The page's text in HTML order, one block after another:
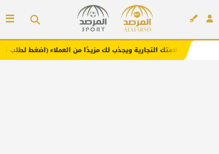
التجارية ويجذب لك مزيدًا من العملاء (اضغط لطلب الإعلان)